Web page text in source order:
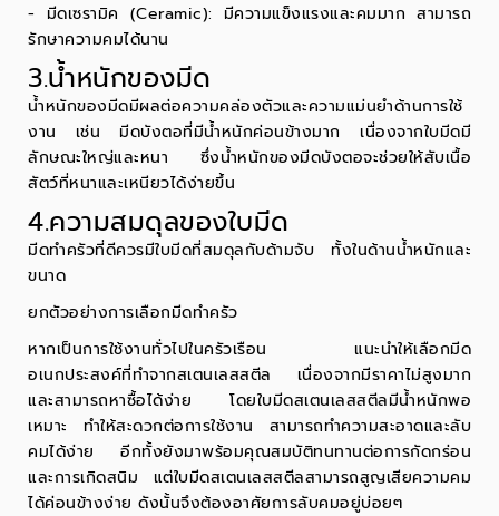
- มีดเซรามิค (Ceramic): มีความแข็งแรงและคมมาก สามารถ
รักษาความคมได้นาน
3.น้ำหนักของมีด
น้ำหนักของมีดมีผลต่อความคล่องตัวและความแม่นยำด้านการใช้
งาน เช่น มีดบังตอที่มีน้ำหนักค่อนข้างมาก เนื่องจากใบมีดมี
ลักษณะใหญ่และหนา ซึ่งน้ำหนักของมีดบังตอจะช่วยให้สับเนื้อ
สัตว์ที่หนาและเหนียวได้ง่ายขึ้น
4.ความสมดุลของใบมีด
มีดทำครัวที่ดีควรมีใบมีดที่สมดุลกับด้ามจับ ทั้งในด้านน้ำหนักและ
ขนาด
ยกตัวอย่างการเลือกมีดทำครัว
หากเป็นการใช้งานทั่วไปในครัวเรือน แนะนำให้เลือกมีด
อเนกประสงค์ที่ทำจากสเตนเลสสตีล เนื่องจากมีราคาไม่สูงมาก
และสามารถหาซื้อได้ง่าย โดยใบมีดสเตนเลสสตีลมีน้ำหนักพอ
เหมาะ ทำให้สะดวกต่อการใช้งาน สามารถทำความสะอาดและลับ
คมได้ง่าย อีกทั้งยังมาพร้อมคุณสมบัติทนทานต่อการกัดกร่อน
และการเกิดสนิม แต่ใบมีดสเตนเลสสตีลสามารถสูญเสียความคม
ได้ค่อนข้างง่าย ดังนั้นจึงต้องอาศัยการลับคมอยู่บ่อยๆ